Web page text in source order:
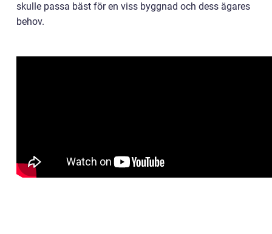
skulle passa bäst för en viss byggnad och dess ägares
behov.